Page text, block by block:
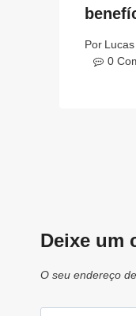
Por
0
Deixe um
O seu endereço